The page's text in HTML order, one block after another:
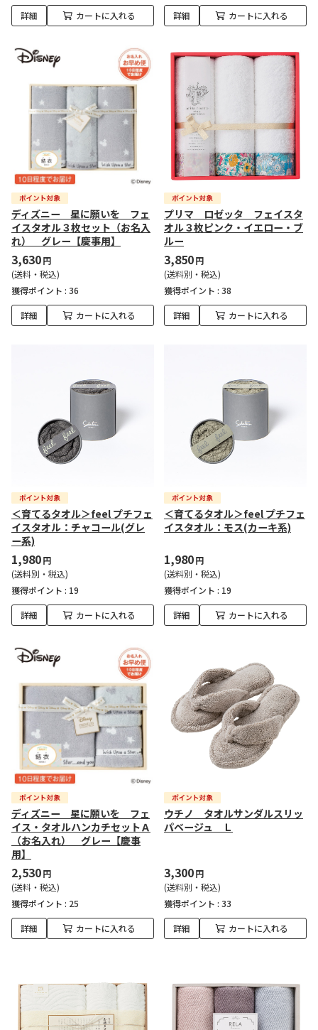
詳細 カートに入れる 詳細 カートに入れる
ディズニー 星に願いを フェ
イスタオル３枚セット（お名入
れ） グレー【慶事用】
3,630円
(送料・税込)
獲得ポイント : 36
詳細 カートに入れる
プリマ ロゼッタ フェイスタ
オル３枚ピンク・イエロー・ブ
ルー
3,850円
(送料別・税込)
獲得ポイント : 38
詳細 カートに入れる
＜育てるタオル＞feel プチフェ
イスタオル：チャコール(グレ
ー系)
1,980円
(送料別・税込)
獲得ポイント : 19
詳細 カートに入れる
＜育てるタオル＞feel プチフェ
イスタオル：モス(カーキ系)
1,980円
(送料別・税込)
獲得ポイント : 19
詳細 カートに入れる
ディズニー 星に願いを フェ
イス・タオルハンカチセットＡ
（お名入れ） グレー【慶事
用】
2,530円
(送料・税込)
獲得ポイント : 25
詳細 カートに入れる
ウチノ タオルサンダルスリッ
パベージュ Ｌ
3,300円
(送料別・税込)
獲得ポイント : 33
詳細 カートに入れる